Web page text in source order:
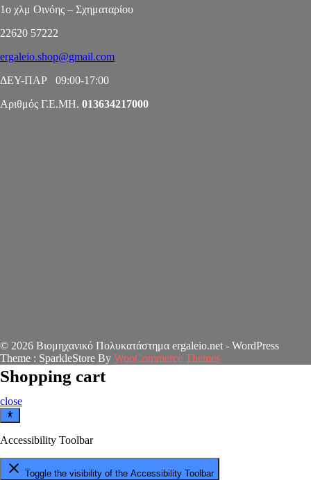
1ο χλμ Οινόης – Σχηματαρίου
22620 57222
ergaleio.shop@gmail.com
ΔΕΥ-ΠΑΡ 09:00-17:00
Αριθμός Γ.Ε.ΜΗ. 013634217000
© 2026 Βιομηχανικό Πολυκατάστημα ergaleio.net - WordPress
Theme : SparkleStore By WooCommerce Themes
Shopping cart
close
Accessibility Toolbar
close Toggle the visibility of the Accessibility Toolbar